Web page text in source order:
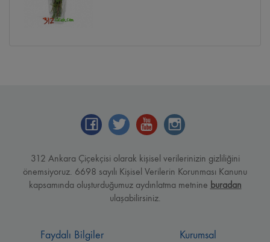
312 Ankara Çiçekçisi olarak kişisel verilerinizin gizliliğini
önemsiyoruz. 6698 sayılı Kişisel Verilerin Korunması Kanunu
kapsamında oluşturduğumuz aydınlatma metnine buradan
ulaşabilirsiniz.
Faydalı Bilgiler Kurumsal